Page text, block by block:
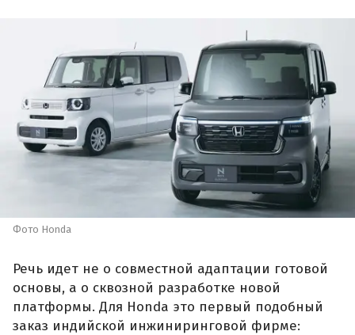
Фото Honda
Речь идет не о совместной адаптации готовой
основы, а о сквозной разработке новой
платформы. Для Honda это первый подобный
заказ индийской инжиниринговой фирме: